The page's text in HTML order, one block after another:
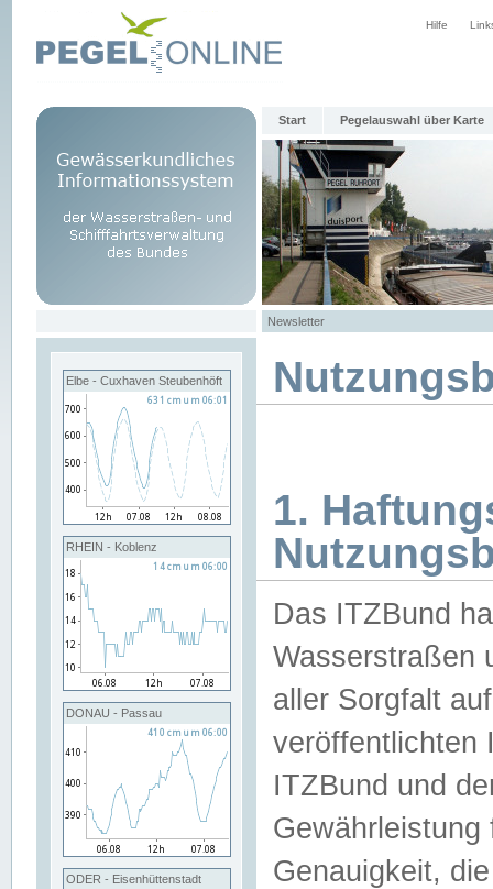
Hilfe
Start Pegelauswahl über Karte
Newsletter
Elbe - Cuxhaven Steubenhöft
RHEIN - Koblenz
DONAU - Passau
ODER - Eisenhüttenstadt
1.
Das ITZBund
Wasserstraßen
aller Sorgfalt
veröffentlichten
ITZBund und
Genauigkeit,